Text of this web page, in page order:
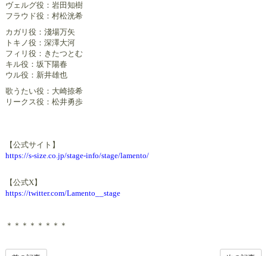
ヴェルグ役：岩田知樹
フラウド役：村松洸希
カガリ役：淺場万矢
トキノ役：深澤大河
フィリ役：きたつとむ
キル役：坂下陽春
ウル役：新井雄也
歌うたい役：大崎捺希
リークス役：松井勇歩
【公式サイト】
https://s-size.co.jp/stage-info/stage/lamento/
【公式X】
https://twitter.com/Lamento__stage
＊＊＊＊＊＊＊＊